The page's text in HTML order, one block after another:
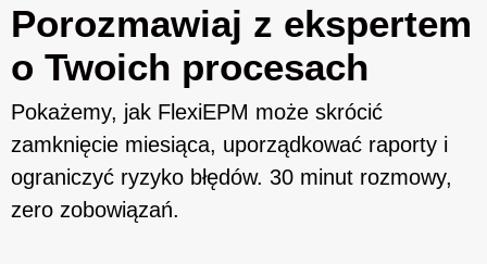
Porozmawiaj z ekspertem
o Twoich procesach
Pokażemy, jak FlexiEPM może skrócić
zamknięcie miesiąca, uporządkować raporty i
ograniczyć ryzyko błędów. 30 minut rozmowy,
zero zobowiązań.